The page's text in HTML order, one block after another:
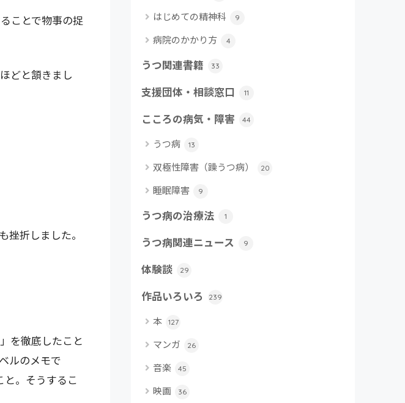
ことで物事の捉
どと頷きまし
折しました。
を徹底したこと
ルのメモで
。そうするこ
はじめての精神科 9
病院のかかり方 4
うつ関連書籍 33
支援団体・相談窓口 11
こころの病気・障害 44
うつ病 13
双極性障害（躁うつ病） 20
睡眠障害 9
うつ病の治療法 1
うつ病関連ニュース 9
体験談 29
作品いろいろ 239
本 127
マンガ 26
音楽 45
映画 36